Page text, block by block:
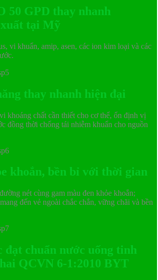
50 GPD thay nhanh
tại Mỹ
vi khuẩn, amip, asen, các ion kim loại và các
thay nhanh hiện đại
khoáng chất cần thiết cho cơ thể, ổn định vị
đồng thời chống tái nhiễm khuẩn cho nguồn
khoắn, bền bỉ với thời gian
nét cùng gam màu đen khỏe khoắn;
đến vẻ ngoài chắc chắn, vững chãi và bền
đạt chuẩn nước uống tinh
QCVN 6-1:2010 BYT